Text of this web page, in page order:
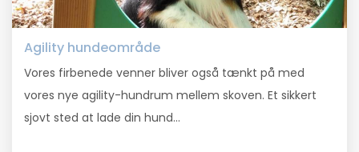
Agility hundeområde
Vores firbenede venner bliver også tænkt på med
vores nye agility-hundrum mellem skoven. Et sikkert
sjovt sted at lade din hund...